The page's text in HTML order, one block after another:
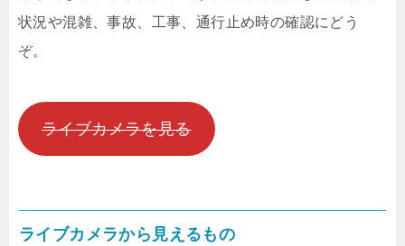
状況や混雑、事故、工事、通行止め時の確認にどう
ぞ。
ライブカメラを見る
ライブカメラから見えるもの